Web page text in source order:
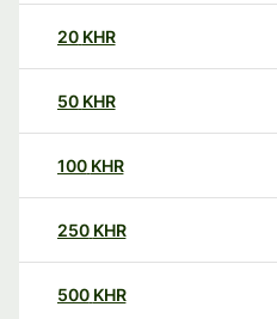
20 KHR
50 KHR
100 KHR
250 KHR
500 KHR